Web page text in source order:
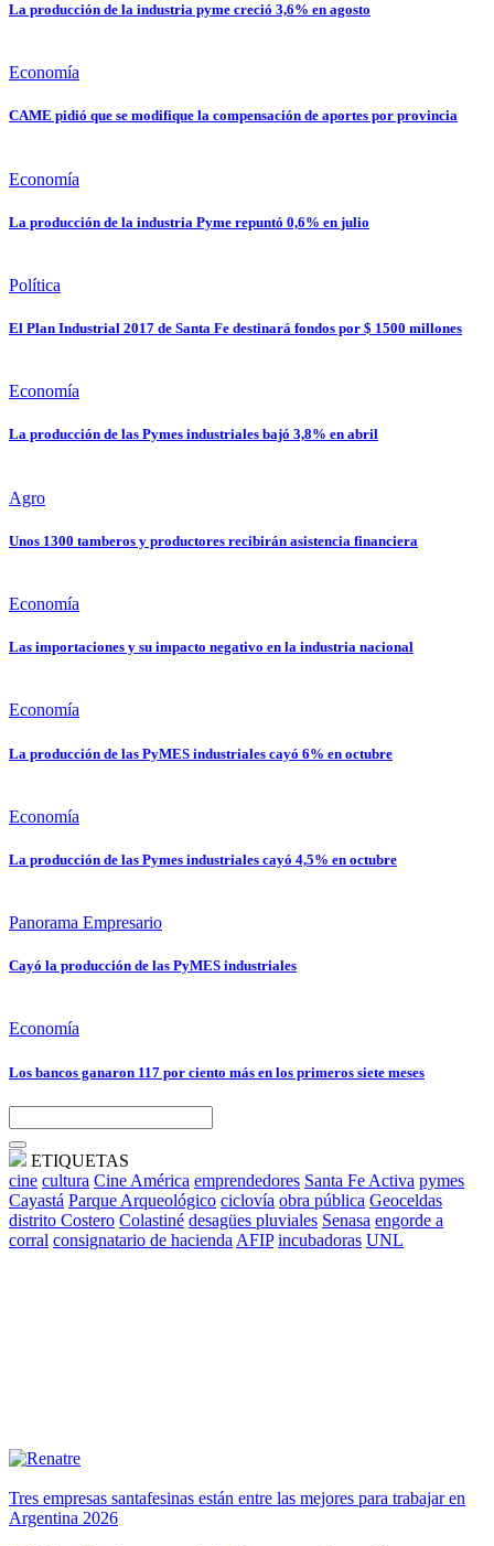
La producción de la industria pyme creció 3,6% en agosto
Economía
CAME pidió que se modifique la compensación de aportes por provincia
Economía
La producción de la industria Pyme repuntó 0,6% en julio
Política
El Plan Industrial 2017 de Santa Fe destinará fondos por $ 1500 millones
Economía
La producción de las Pymes industriales bajó 3,8% en abril
Agro
Unos 1300 tamberos y productores recibirán asistencia financiera
Economía
Las importaciones y su impacto negativo en la industria nacional
Economía
La producción de las PyMES industriales cayó 6% en octubre
Economía
La producción de las Pymes industriales cayó 4,5% en octubre
Panorama Empresario
Cayó la producción de las PyMES industriales
Economía
Los bancos ganaron 117 por ciento más en los primeros siete meses
ETIQUETAS
cine cultura Cine América emprendedores Santa Fe Activa pymes
Cayastá Parque Arqueológico ciclovía obra pública Geoceldas
distrito Costero Colastiné desagües pluviales Senasa engorde a
corral consignatario de hacienda AFIP incubadoras UNL
Tres empresas santafesinas están entre las mejores para trabajar en
Argentina 2026